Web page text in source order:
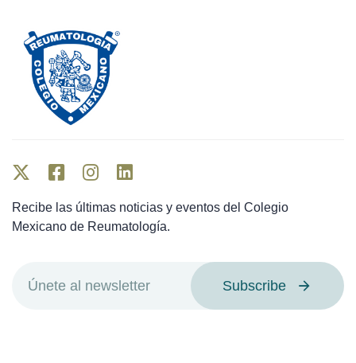
Recibe las últimas noticias y eventos del Colegio
Mexicano de Reumatología.
Subscribe